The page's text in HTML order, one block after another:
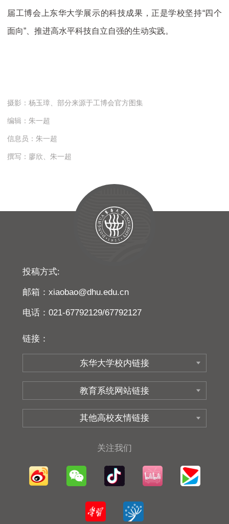
届工博会上东华大学展示的科技成果，正是学校坚持“四个
面向”、推进高水平科技自立自强的生动实践。
摄影：杨玉璋、部分来源于工博会官方图集
编辑：朱一超
信息员：朱一超
撰写：廖欣、朱一超
投稿方式:
邮箱：xiaobao@dhu.edu.cn
电话：021-67792129/67792127
链接：
关注我们